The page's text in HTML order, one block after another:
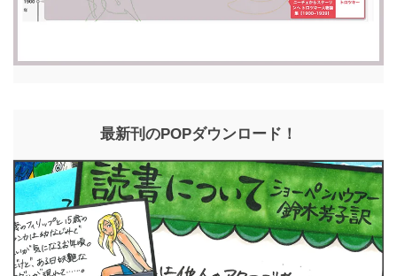
最新刊のPOPダウンロード！